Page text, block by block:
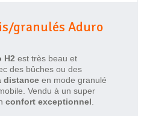
granulés Aduro
H2 est très beau et
des bûches ou des
distance en mode granulé
Vendu à un super
confort exceptionnel